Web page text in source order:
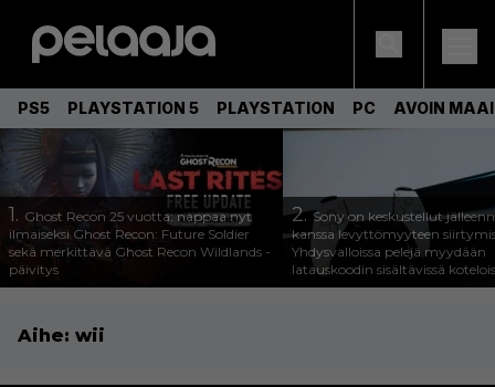
PS5 PLAYSTATION 5 PLAYSTATION PC AVOIN
1. Ghost Recon 25 vuotta: nappaa nyt
ilmaiseksi Ghost Recon: Future Soldier
sekä merkittävä Ghost Recon Wildlands -
päivitys
2.Sony on keskustellut
kanssa levyttömyyteen
Yhdysvalloissa pelejä myydään
latauskoodin sisältävissä
Aihe: wii